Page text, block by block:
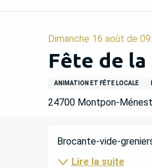
Dimanche 16 août de
Fête de la
ANIMATION ET FÊTE LOCALE
24700 Montpon-
Brocante-vide-
Lire la suite